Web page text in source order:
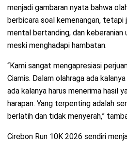
menjadi gambaran nyata bahwa
berbicara soal kemenangan, tetapi
mental bertanding, dan
meski menghadapi hambatan.
“Kami sangat mengapresiasi
Ciamis. Dalam olahraga ada
ada kalanya harus menerima hasil
harapan. Yang terpenting adalah
berlatih dan tidak menyerah,”
Cirebon Run 10K 2026 sendiri